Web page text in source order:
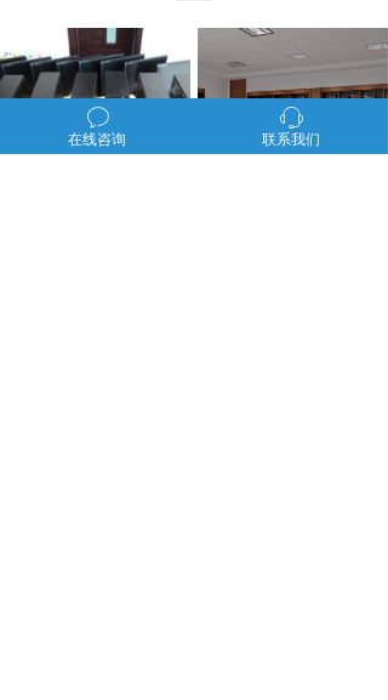
ꂖ
在线咨询
ꁱ
联系我们